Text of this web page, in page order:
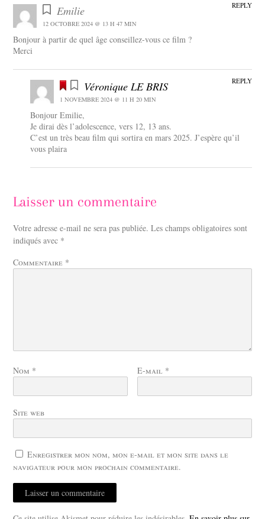
Emilie
12 OCTOBRE 2024 @ 13 H 47 MIN
Bonjour à partir de quel âge conseillez-vous ce film ?
Merci
REPLY
Véronique LE BRIS
1 NOVEMBRE 2024 @ 11 H 20 MIN
Bonjour Emilie,
Je dirai dès l’adolescence, vers 12, 13 ans.
C’est un très beau film qui sortira en mars 2025. J’espère qu’il
vous plaira
REPLY
Laisser un commentaire
Votre adresse e-mail ne sera pas publiée. Les champs obligatoires sont
indiqués avec *
Commentaire *
Nom * E-mail *
Site web
Enregistrer mon nom, mon e-mail et mon site dans le
navigateur pour mon prochain commentaire.